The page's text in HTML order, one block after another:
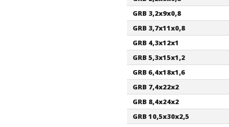
GRB 3,2x9x0,8
GRB 3,7x11x0,8
GRB 4,3x12x1
GRB 5,3x15x1,2
GRB 6,4x18x1,6
GRB 7,4x22x2
GRB 8,4x24x2
GRB 10,5x30x2,5